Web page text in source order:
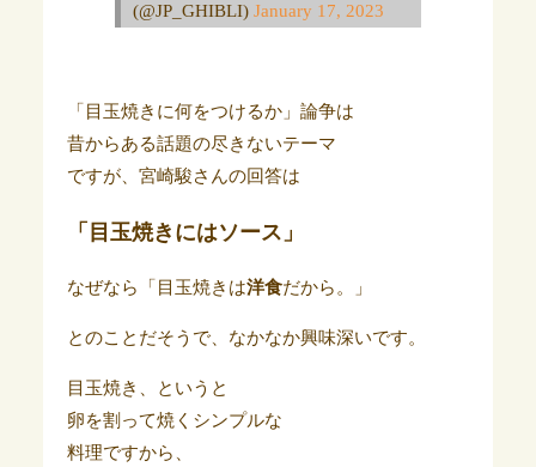
(@JP_GHIBLI) January 17, 2023
「目玉焼きに何をつけるか」論争は
昔からある話題の尽きないテーマ
ですが、宮崎駿さんの回答は
「目玉焼きにはソース」
なぜなら「目玉焼きは洋食だから。」
とのことだそうで、なかなか興味深いです。
目玉焼き、というと
卵を割って焼くシンプルな
料理ですから、